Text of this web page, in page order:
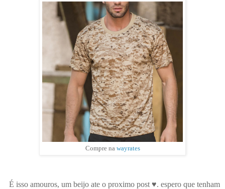
Compre na wayrates
É isso amouros, um beijo ate o proximo post ♥. espero que tenham